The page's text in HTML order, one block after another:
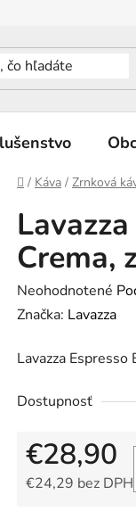
Domov
/ Káva / Zrnková
Crema,
Priemerné
hodnotenie
je
z
hviezdičiek.
Neohodnotené
Značka: Lavazza
Lavazza
Dostupnosť
€28,90
€24,29 bez DPH